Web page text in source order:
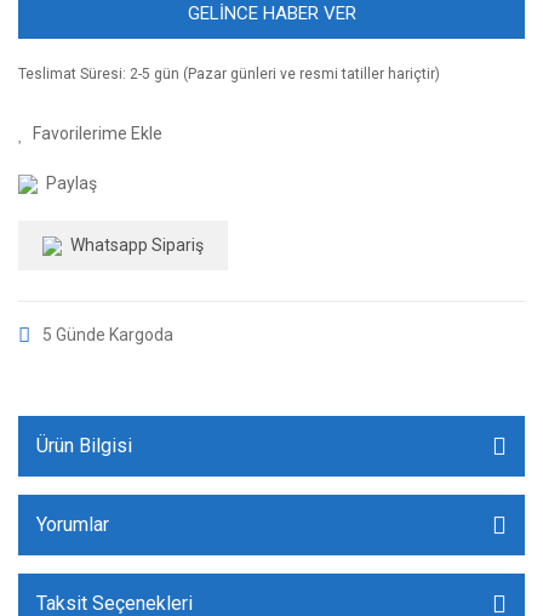
GELİNCE HABER VER
Teslimat Süresi: 2-5 gün (Pazar günleri ve resmi tatiller hariçtir)
Paylaş
Whatsapp Sipariş
5 Günde Kargoda
Ürün Bilgisi
Yorumlar
Taksit Seçenekleri